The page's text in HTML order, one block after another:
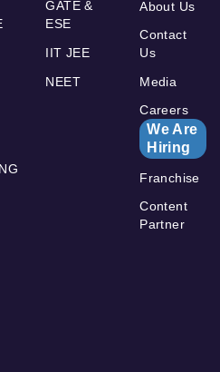
GATE &
ESE
IIT JEE
NEET
About Us
Contact
Us
Media
Careers
We Are
Hiring
Franchise
Content
Partner